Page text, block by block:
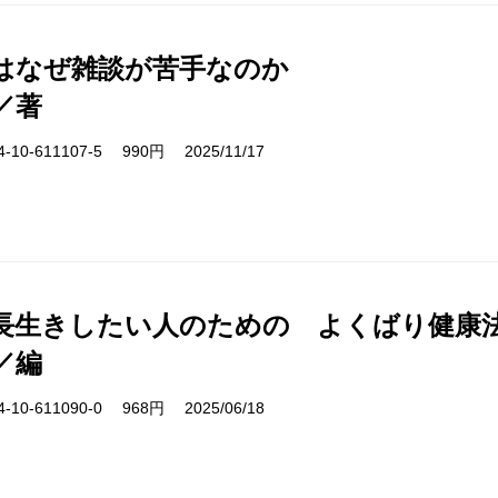
なぜ雑談が苦手なのか
著
10-611107-5 990円 2025/11/17
生きしたい人のための よくばり健康
編
10-611090-0 968円 2025/06/18